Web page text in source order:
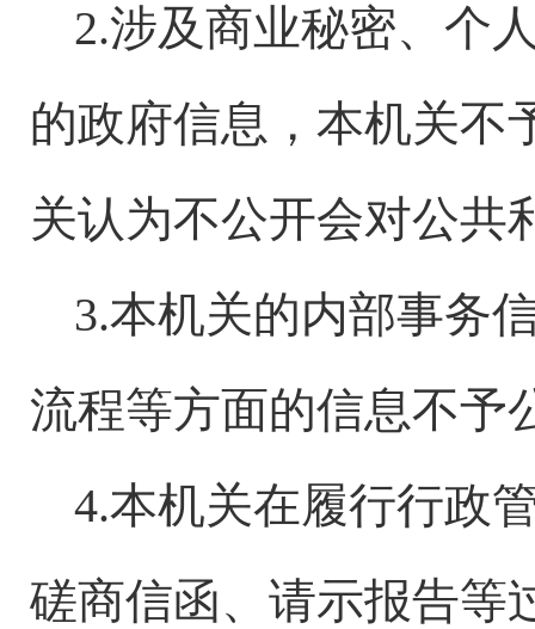
2.涉及商业秘密、个
的政府信息，本机关不
关认为不公开会对公共
3.本机关的内部事务
流程等方面的信息不予
4.本机关在履行行政
磋商信函、请示报告等